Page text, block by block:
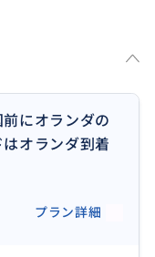
前にオランダの
オランダ到着
プラン詳細